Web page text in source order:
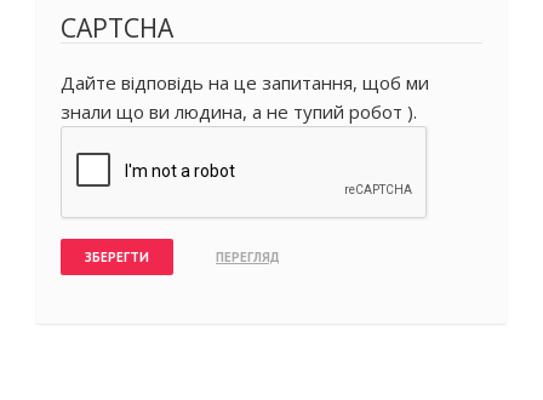
CAPTCHA
Дайте відповідь на це запитання, щоб ми
знали що ви людина, а не тупий робот ).